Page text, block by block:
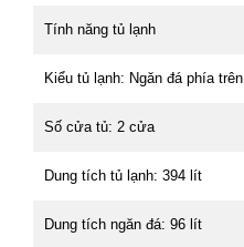
Tính năng tủ lạnh
Kiểu tủ lạnh: Ngăn đá phía trên
Số cửa tủ: 2 cửa
Dung tích tủ lạnh: 394 lít
Dung tích ngăn đá: 96 lít